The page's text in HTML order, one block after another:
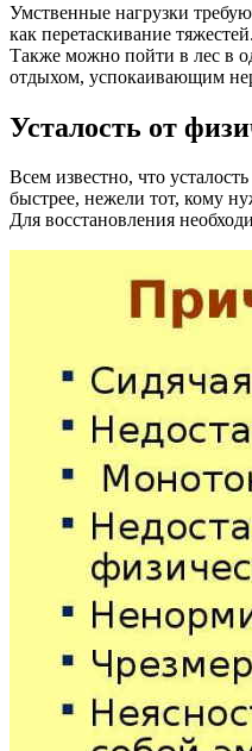
Умственные нагрузки
как перетаскивание
Также можно пойти в лес в
отдыхом, успокаивающим
Усталость от
Всем известно, что
быстрее, нежели тот, кому
Для восстановления